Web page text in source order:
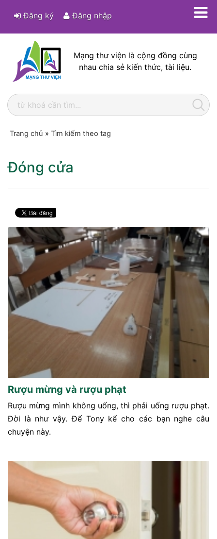
Đăng ký Đăng nhập
Mạng thư viện là cộng đồng cùng
nhau chia sẻ kiến thức, tài liệu.
Trang chủ » Tìm kiếm theo tag
Đóng cửa
Rượu mừng và rượu phạt
Rượu mừng mình không uống, thì phải uống rượu phạt.
Đời là như vậy. Để Tony kể cho các bạn nghe câu
chuyện này.